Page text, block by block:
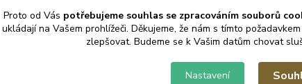
Proto od Vás potřebujeme souhlas se zpracováním souborů
ukládají na Vašem prohlížeči. Děkujeme, že nám s tímto
zlepšovat. Budeme se k Vašim datům chovat
Nastavení